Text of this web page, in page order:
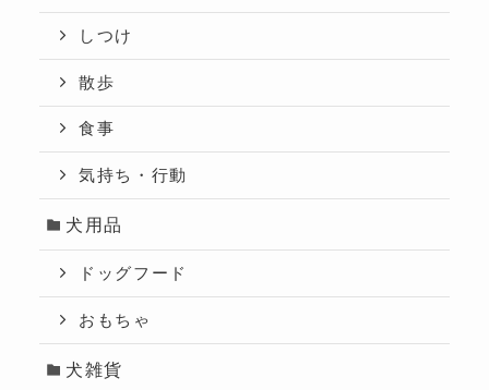
しつけ
散歩
食事
気持ち・行動
犬用品
ドッグフード
おもちゃ
犬雑貨